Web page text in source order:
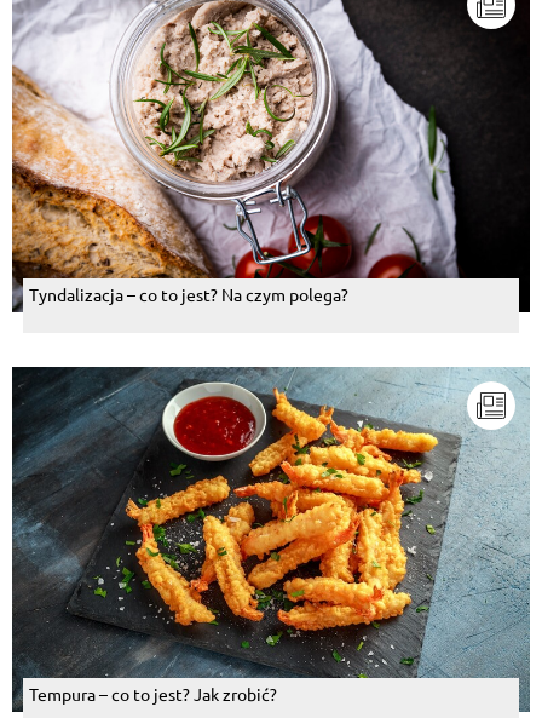
Tyndalizacja – co to jest? Na czym polega?
Tempura – co to jest? Jak zrobić?